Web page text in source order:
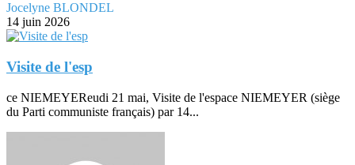
Jocelyne BLONDEL
14 juin 2026
Visite de l'esp
ce NIEMEYEReudi 21 mai, Visite de l'espace NIEMEYER (siège
du Parti communiste français) par 14...